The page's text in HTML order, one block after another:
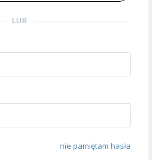
LUB
nie pamiętam hasła